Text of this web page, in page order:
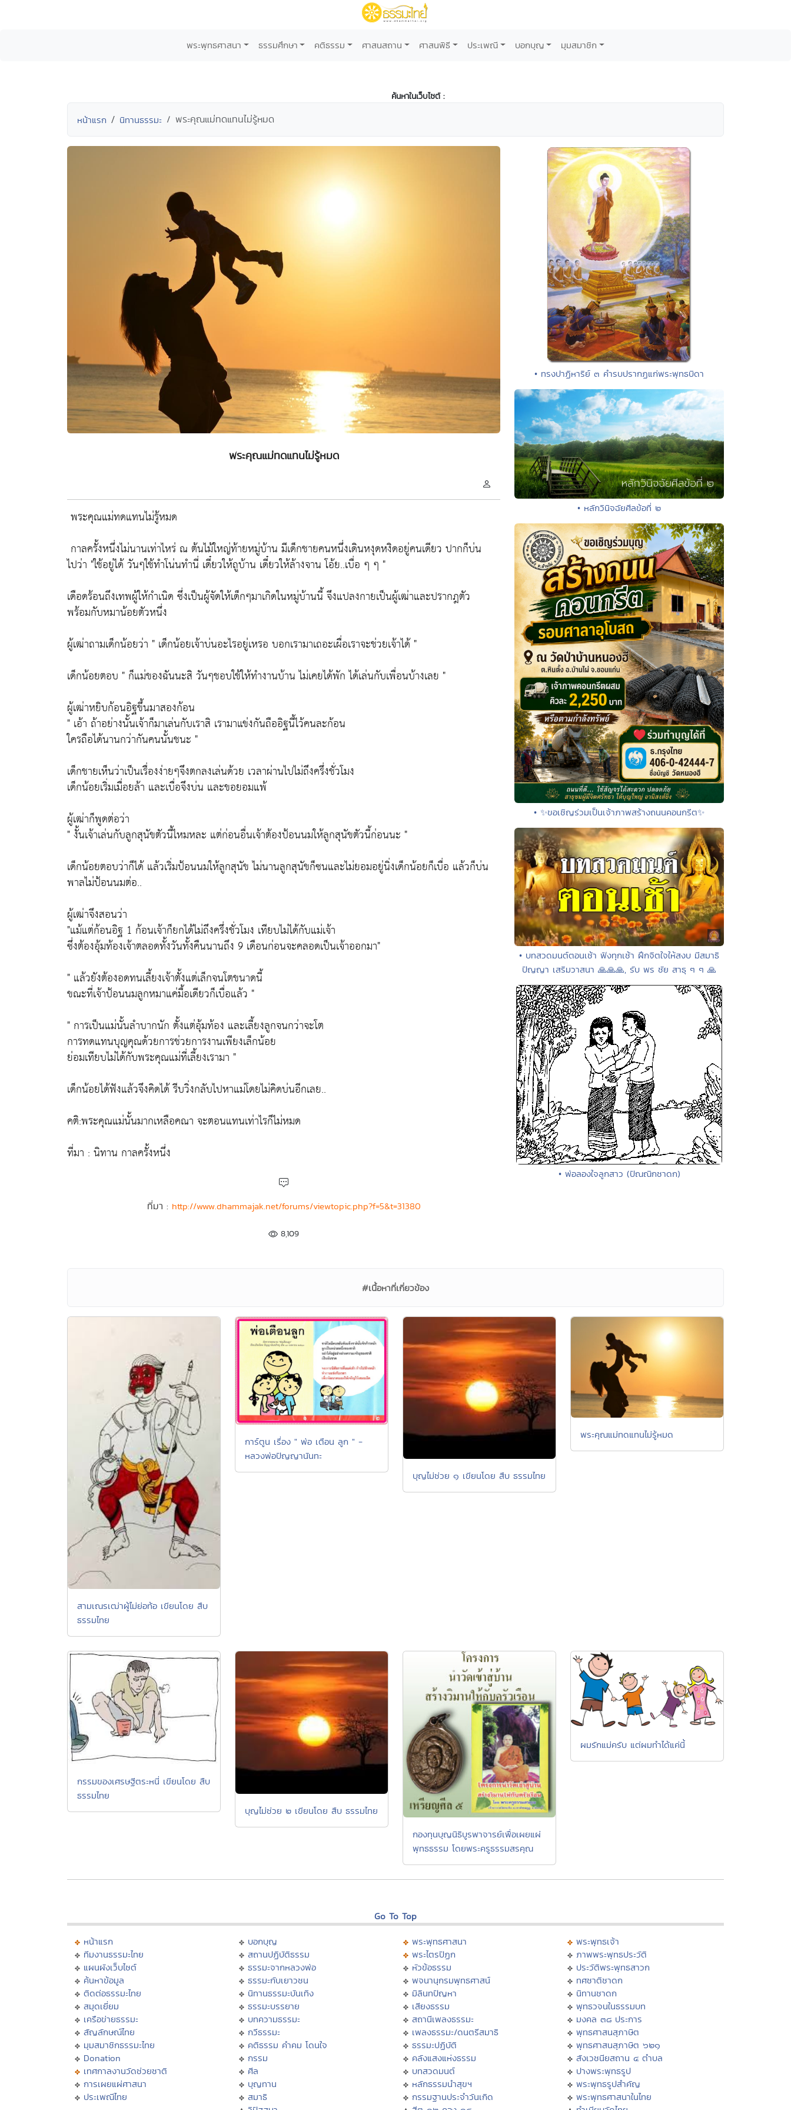
พระพุทธศาสนา ธรรมศึกษา คติธรรม ศาสนสถาน ศาสนพิธี ประเพณี บอกบุญ มุมสมาชิก
ค้นหาในเว็บไซต์ :
หน้าแรก นิทานธรรมะ พระคุณแม่ทดแทนไม่รู้หมด
พระคุณแม่ทดแทนไม่รู้หมด
พระคุณแม่ทดแทนไม่รู้หมด
กาลครั้งหนึ่งไม่นานเท่าไหร่ ณ ต้นไม้ใหญ่ท้ายหมู่บ้าน มีเด็กชายคนหนึ่งเดินหงุดหงิดอยู่คนเดียว ปากก็บ่น
ไปว่า "ใช้อยู่ได้ วันๆใช้ทำโน่นทำนี่ เดี๋ยวให้ถูบ้าน เดี๋ยวให้ล้างจาน โอ้ย..เบื่อ ๆ ๆ "
เดือดร้อนถึงเทพผู้ให้กำเนิด ซึ่งเป็นผู้จัดให้เด็กๆมาเกิดในหมู่บ้านนี้ จึงแปลงกายเป็นผู้เฒ่าและปรากฎตัว
พร้อมกับหมาน้อยตัวหนึ่ง
ผู้เฒ่าถามเด็กน้อยว่า " เด็กน้อยเจ้าบ่นอะไรอยู่เหรอ บอกเรามาเถอะเผื่อเราจะช่วยเจ้าได้ "
เด็กน้อยตอบ " ก็แม่ของฉันนะสิ วันๆชอบใช้ให้ทำงานบ้าน ไม่เคยได้พัก ได้เล่นกับเพื่อนบ้างเลย "
ผู้เฒ่าหยิบก้อนอิฐขึ้นมาสองก้อน
" เอ้า ถ้าอย่างนั้นเจ้าก็มาเล่นกับเราสิ เรามาแข่งกันถืออิฐนี้ไว้คนละก้อน
ใครถือได้นานกว่ากันคนนั้นชนะ "
เด็กชายเห็นว่าเป็นเรื่องง่ายๆจึงตกลงเล่นด้วย เวลาผ่านไปไม่ถึงครึ่งชั่วโมง
เด็กน้อยเริ่มเมื่อยล้า และเบื่อจึงบ่น และขอยอมแพ้
ผู้เฒ่าก็พูดต่อว่า
" งั้นเจ้าเล่นกับลูกสุนัขตัวนี้ไหมหละ แต่ก่อนอื่นเจ้าต้องป้อนนมให้ลูกสุนัขตัวนี้ก่อนนะ "
เด็กน้อยตอบว่าก็ได้ แล้วเริ่มป้อนนมให้ลูกสุนัข ไม่นานลูกสุนัขก็ซนและไม่ยอมอยู่นิ่งเด็กน้อยก็เบื่อ แล้วก็บ่น
พาลไม่ป้อนนมต่อ..
ผู้เฒ่าจึงสอนว่า
"แม้แต่ก้อนอิฐ 1 ก้อนเจ้าก็ยกได้ไม่ถึงครึ่งชั่วโมง เทียบไม่ได้กับแม่เจ้า
ซึ่งต้องอุ้มท้องเจ้าตลอดทั้งวันทั้งคืนนานถึง 9 เดือนก่อนจะคลอดเป็นเจ้าออกมา"
" แล้วยังต้องอดทนเลี้ยงเจ้าตั้งแต่เล็กจนโตขนาดนี้
ขณะที่เจ้าป้อนนมลูกหมาแค่มื้อเดียวก็เบื่อแล้ว "
" การเป็นแม่นั้นลำบากนัก ตั้งแต่อุ้มท้อง และเลี้ยงลูกจนกว่าจะโต
การทดแทนบุญคุณด้วยการช่วยการงานเพียงเล็กน้อย
ย่อมเทียบไม่ได้กับพระคุณแม่ที่เลี้ยงเรามา "
เด็กน้อยได้ฟังแล้วจึงคิดได้ รีบวิ่งกลับไปหาแม่โดยไม่คิดบ่นอีกเลย..
คติ:พระคุณแม่นั้นมากเหลือคณา จะตอนแทนเท่าไรก็ไม่หมด
ที่มา : นิทาน กาลครั้งหนึ่ง
ที่มา : http://www.dhammajak.net/forums/viewtopic.php?f=5&t=31380
8,109
• ทรงปาฏิหาริย์ ๓ คำรบปรากฏแก่พระพุทธบิดา
• หลักวินิจฉัยศีลข้อที่ ๒
• ✨ขอเชิญร่วมเป็นเจ้าภาพสร้างถนนคอนกรีต✨
• บทสวดมนต์ตอนเช้า ฟังทุกเช้า ฝึกจิตใจให้สงบ มีสมาธิ
ปัญญา เสริมวาสนา 🙏🙏🙏, รับ พร ชัย สาธุ ๆ ๆ 🙏
• พ่อลองใจลูกสาว (ปัณณิกชาดก)
#เนื้อหาที่เกี่ยวข้อง
สามเณรเฒ่าผู้ไม่ย่อท้อ เขียนโดย สืบ
ธรรมไทย
การ์ตูน เรื่อง " พ่อ เตือน ลูก " -
หลวงพ่อปัญญานันทะ
บุญไม่ช่วย ๑ เขียนโดย สืบ ธรรมไทย
พระคุณแม่ทดแทนไม่รู้หมด
กรรมของเศรษฐีตระหนี่ เขียนโดย สืบ
ธรรมไทย
บุญไม่ช่วย ๒ เขียนโดย สืบ ธรรมไทย
กองทุนบุญนิธิบูรพาจารย์เพื่อเผยแผ่
พุทธธรรม โดยพระครูธรรมสรคุณ
ผมรักแม่ครับ แต่ผมทำได้แค่นี้
Go To Top
หน้าแรก
ทีมงานธรรมะไทย
แผนผังเว็บไซต์
ค้นหาข้อมูล
ติดต่อธรรมะไทย
สมุดเยี่ยม
เครือข่ายธรรมะ
สัญลักษณ์ไทย
มุมสมาชิกธรรมะไทย
Donation
เทศกาลงานวัดช่วยชาติ
การเผยแผ่ศาสนา
ประเพณีไทย
บอกบุญ
สถานปฏิบัติธรรม
ธรรมะจากหลวงพ่อ
ธรรมะกับเยาวชน
นิทานธรรมะบันเทิง
ธรรมะบรรยาย
บทความธรรมะ
กวีธรรมะ
คติธรรม คำคม โดนใจ
กรรม
ศีล
บุญทาน
สมาธิ
พระพุทธศาสนา
พระไตรปิฏก
หัวข้อธรรม
พจนานุกรมพุทธศาสน์
มิลินทปัญหา
เสียงธรรม
สถานีเพลงธรรมะ
เพลงธรรมะ/ดนตรีสมาธิ
ธรรมะปฏิบัติ
คลังแสงแห่งธรรม
บทสวดมนต์
หลักธรรมนำสุขฯ
กรรมฐานประจำวันเกิด
พระพุทธเจ้า
ภาพพระพุทธประวัติ
ประวัติพระพุทธสาวก
ทศชาติชาดก
นิทานชาดก
พุทธวจนในธรรมบท
มงคล ๓๘ ประการ
พุทธศาสนสุภาษิต
พุทธศาสนสุภาษิต ๖๒๑
สังเวชนียสถาน ๔ ตำบล
ปางพระพุทธรูป
พระพุทธรูปสำคัญ
พระพุทธศาสนาในไทย